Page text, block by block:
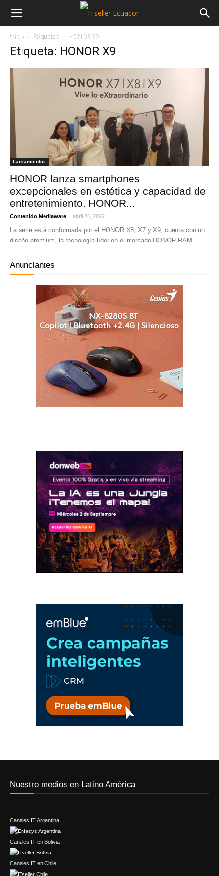
NOTICIAS MAYORISTAS
Inicio Etiquetas HONOR X9
Etiqueta: HONOR X9
Lanzamientos
HONOR lanza smartphones
excepcionales en estética y capacidad de
entretenimiento. HONOR...
Contenido Mediaware - abril 26, 2022
La serie está conformada por el HONOR X8, X7 y X9, cuenta con un
diseño premium, la tecnología líder en el mercado HONOR RAM...
Anunciantes
Nuestro medios en Latino América
Canales IT Argentina
Canales IT en Bolivia
Canales IT en Chile